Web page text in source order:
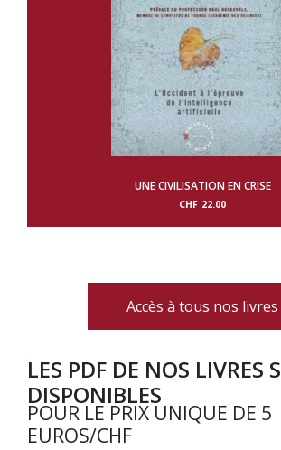
UNE CIVILISATION EN CRISE
CHF 22.00
Accès à tous nos livres
LES PDF DE NOS LIVRES
DISPONIBLES
POUR LE PRIX UNIQUE DE 5
EUROS/CHF